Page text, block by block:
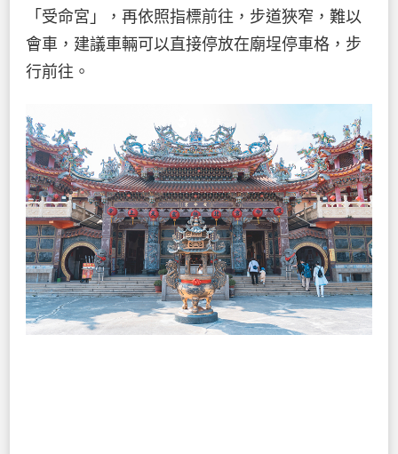
「受命宮」，再依照指標前往，步道狹窄，難以
會車，建議車輛可以直接停放在廟埕停車格，步
行前往。